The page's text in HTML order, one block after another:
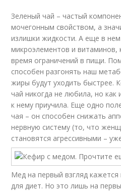
Зеленый чай – частый
мочегонным свойством, а
излишки жидкости. А еще в
микроэлементов и витаминов,
время ограничений в пищи.
способен разгонять наш
жиры будут уходить быстрее.
чай никогда не любила, но как
к нему приучила. Еще одно
чая – он способен снижать
нервную систему (то, что
становятся агрессивными –
Мед на первый взгляд
для диет. Но это лишь на